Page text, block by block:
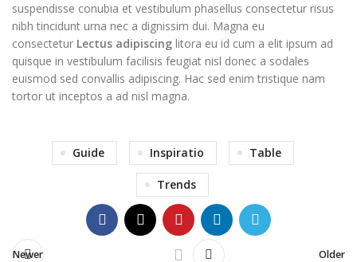
suspendisse conubia et vestibulum phasellus consectetur risus
nibh tincidunt urna nec a dignissim dui. Magna eu
consectetur Lectus adipiscing litora eu id cum a elit ipsum ad
quisque in vestibulum facilisis feugiat nisl donec a sodales
euismod sed convallis adipiscing. Hac sed enim tristique nam
tortor ut inceptos a ad nisl magna.
Guide Inspiratio Table
Trends
Newer Older